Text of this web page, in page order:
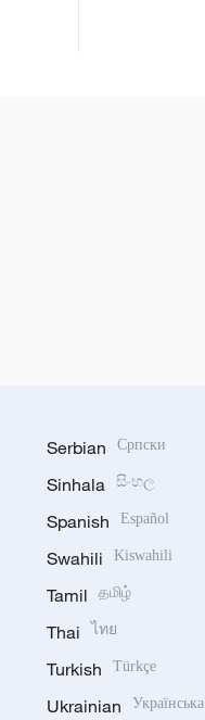
Serbian Српски
Sinhala සිංහල
Spanish Español
Swahili Kiswahili
Tamil தமிழ்
Thai ไทย
Turkish Türkçe
Ukrainian Українська